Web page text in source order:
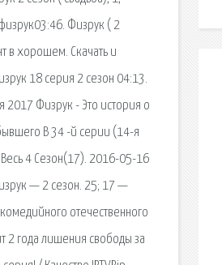
Физрук ( 2
в хорошем. Скачать и
18 серия 2 сезон 04:13.
2017 Физрук - Это история о
В 34 -й серии (14-я
Весь 4 Сезон(17). 2016-05-16
— 2 сезон. 25; 17 —
отечественного
2 года лишения свободы за